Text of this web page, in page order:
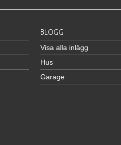
BLOGG
Visa alla inlägg
Hus
Garage